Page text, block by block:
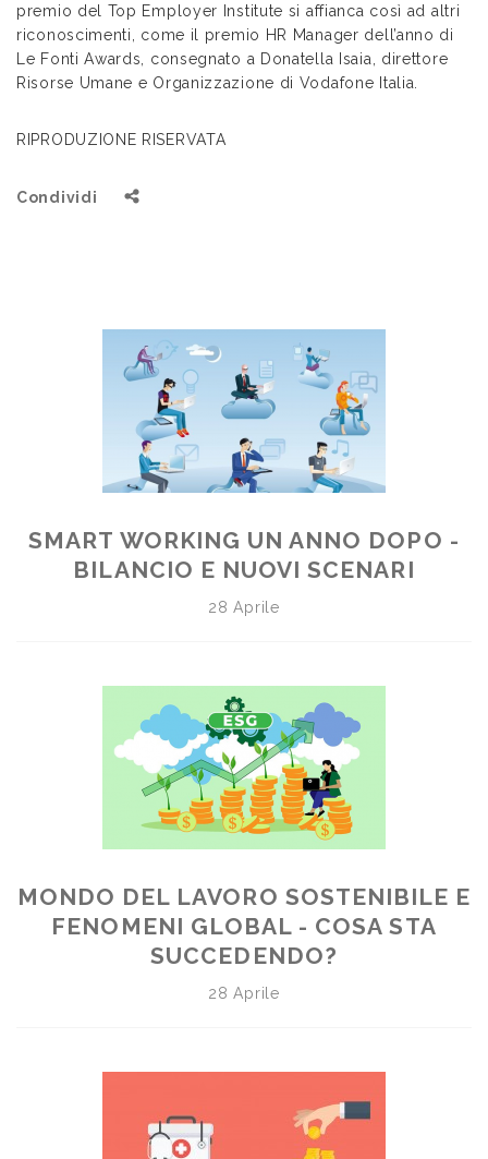
premio del Top Employer Institute si affianca così ad altri
riconoscimenti, come il premio HR Manager dell’anno di
Le Fonti Awards, consegnato a Donatella Isaia, direttore
Risorse Umane e Organizzazione di Vodafone Italia.
RIPRODUZIONE RISERVATA
Condividi
SMART WORKING UN ANNO DOPO -
BILANCIO E NUOVI SCENARI
28 Aprile
MONDO DEL LAVORO SOSTENIBILE E
FENOMENI GLOBAL - COSA STA
SUCCEDENDO?
28 Aprile